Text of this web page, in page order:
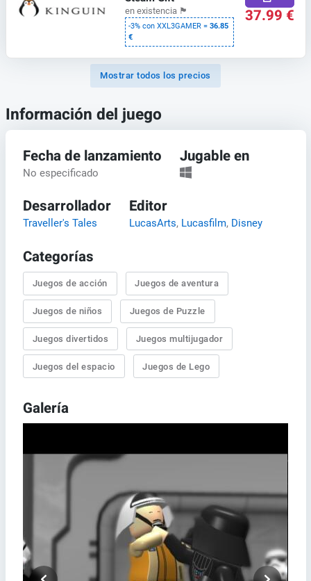
en existencia 🏴
-3% con XXL3GAMER =36.85
€
37.99 €
Mostrar todos los precios
Información del juego
Fecha de lanzamiento
No especificado
Jugable en
Desarrollador
Traveller's Tales
Editor
LucasArts, Lucasfilm, Disney
Categorías
Juegos de acción Juegos de aventura
Juegos de niños Juegos de Puzzle
Juegos divertidos Juegos multijugador
Juegos del espacio Juegos de Lego
Galería